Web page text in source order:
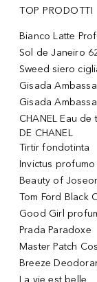
TOP PRODOTTI
Bianco Latte
Sol de Janeiro
Sweed siero
Gisada
Gisada
CHANEL Eau de
DE CHANEL
Tirtir fondotinta
Invictus profumo
Beauty of
Tom Ford Black
Good Girl
Prada Paradoxe
Master Patch
Breeze
La vie est belle